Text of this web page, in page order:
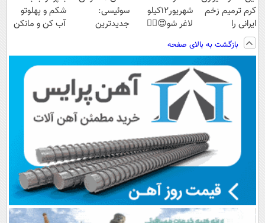
کرم ترمیم زخم
ایرانی را
ساخت!!!
شهریور12کیلو
لاغر شو😍👌🏻
سوئیسی:
جدیدترین
پرداخت قسطی
شکم و پهلوتو
آب کن و مانکن
بازگشت به بالای صفحه